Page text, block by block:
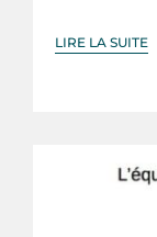
LIRE LA SUITE